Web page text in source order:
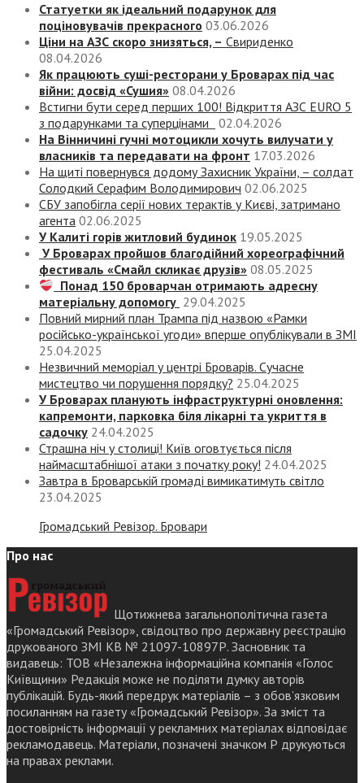
Статуетки як ідеальний подарунок для
поціновувачів прекрасного 03.06.2026
Ціни на АЗС скоро знизяться, – Свириденко
08.04.2026
Як працюють суші-ресторани у Броварах під час
війни: досвід «Сушия» 08.04.2026
Встигни бути серед перших 100! Відкриття АЗС EURO 5
з подарунками та суперцінами
02.04.2026
На Вінничині гучні мотоцикли хочуть вилучати у
власників та передавати на фронт 17.03.2026
На щиті повернувся додому Захисник України, – солдат
Солодкий Серафим Володимирович 02.06.2025
СБУ запобігла серії нових терактів у Києві, затримано
агента 02.06.2025
У Калиті горів житловий будинок 19.05.2025
У Броварах пройшов благодійний хореографічний
фестиваль «Смайл скликає друзів» 08.05.2025
Понад 150 броварчан отримають адресну
матеріальну допомогу 29.04.2025
Повний мирний план Трампа під назвою «‎Рамки
російсько-української угоди» вперше опублікували в ЗМІ
25.04.2025
Незвичний меморіал у центрі Броварів. Сучасне
мистецтво чи порушення порядку? 25.04.2025
У Броварах планують інфраструктурні оновлення:
капремонти, парковка біля лікарні та укриття в
садочку 24.04.2025
Страшна ніч у столиці! Київ оговтується після
наймасштабнішої атаки з початку року! 24.04.2025
Завтра в Броварській громаді вимикатимуть світло
23.04.2025
Громадський Ревізор. Бровари
Про нас
Щотижнева загальнополітична газета
«Громадський Ревізор», свідоцтво про державну реєстрацію
друкованого ЗМІ КВ № 21097-10897Р. Засновник та
видавець: ТОВ «Незалежна інформаційна компанія «Голос
Київщини» Редакція може не поділяти думку авторів
публікацій. Будь-який передрук матеріалів – з обов’язковим
посиланням на газету «Громадський Ревізор». За зміст та
достовірність інформації у рекламних матеріалах відповідає
рекламодавець. Матеріали, позначені значком Р друкуються
на правах реклами.